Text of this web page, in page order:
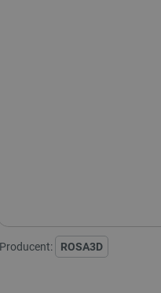
Producent: ROSA3D